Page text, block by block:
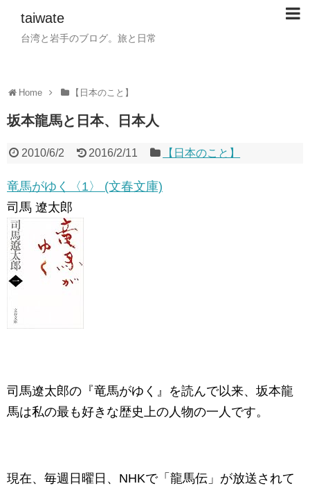
taiwate
台湾と岩手のブログ。旅と日常
Home 【日本のこと】
坂本龍馬と日本、日本人
2010/6/2 2016/2/11 【日本のこと】
竜馬がゆく〈1〉 (文春文庫)
司馬 遼太郎
司馬遼太郎の『竜馬がゆく』を読んで以来、坂本龍
馬は私の最も好きな歴史上の人物の一人です。
現在、毎週日曜日、NHKで「龍馬伝」が放送されて